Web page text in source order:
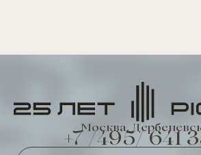
Москва,
+7 /495/ 641